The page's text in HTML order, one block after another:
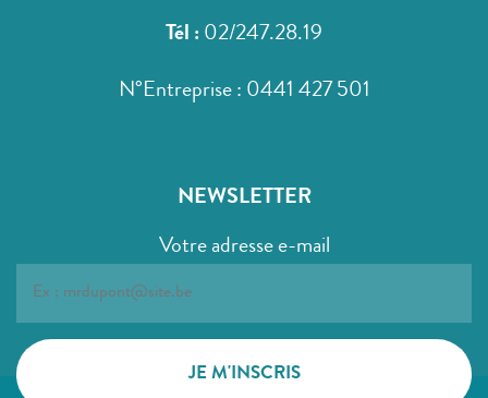
Tél : 02/247.28.19
N°Entreprise : 0441 427 501
NEWSLETTER
Votre adresse e-mail